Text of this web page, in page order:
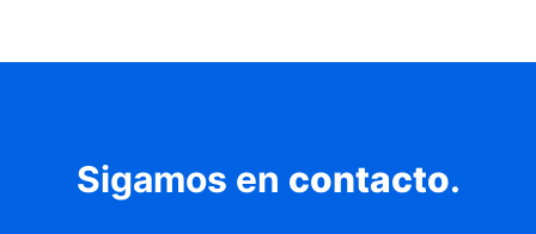
Sigamos en contacto.